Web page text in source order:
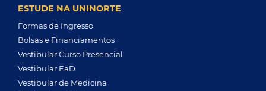
ESTUDE NA UNINORTE
Formas de Ingresso
Bolsas e Financiamentos
Vestibular Curso Presencial
Vestibular EaD
Vestibular de Medicina